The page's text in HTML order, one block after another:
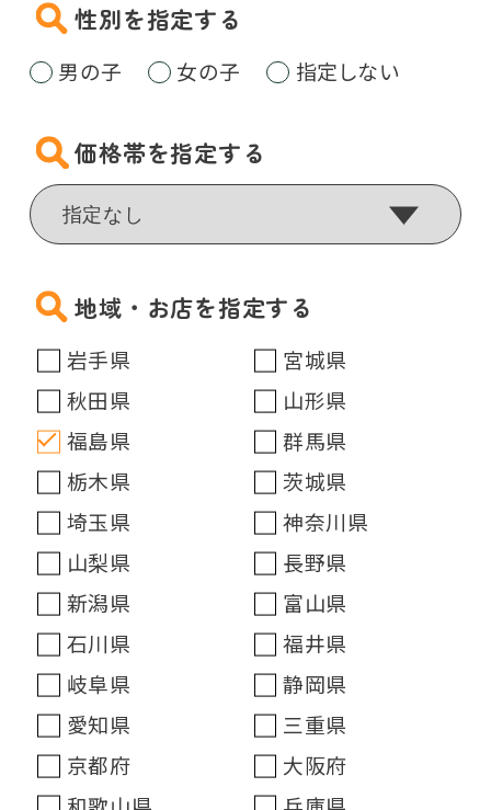
性別を指定する
男の子 女の子 指定しない
価格帯を指定する
地域・お店を指定する
岩手県
宮城県
秋田県
山形県
福島県
群馬県
栃木県
茨城県
埼玉県
神奈川県
山梨県
長野県
新潟県
富山県
石川県
福井県
岐阜県
静岡県
愛知県
三重県
京都府
大阪府